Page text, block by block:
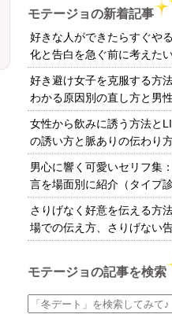
モテージョの新着記事
好きな人ができたらすぐや
化と告白を急ぐ前に考えた
好き避け女子を克服する方
わかる原因別の直し方と男
女性から飲みに誘う方法と
の誘い方と脈ありの伝わり
男心に響く可愛いセリフ集
言を場面別に紹介（タイプ診
さりげなく好意を伝える方
場での伝え方、さりげない
モテージョの記事を検索